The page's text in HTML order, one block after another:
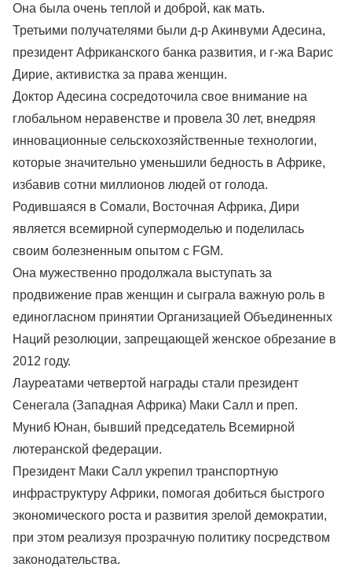
Она была очень теплой и доброй, как мать.
Третьими получателями были д-р Акинвуми Адесина,
президент Африканского банка развития, и г-жа Варис
Дирие, активистка за права женщин.
Доктор Адесина сосредоточила свое внимание на
глобальном неравенстве и провела 30 лет, внедряя
инновационные сельскохозяйственные технологии,
которые значительно уменьшили бедность в Африке,
избавив сотни миллионов людей от голода.
Родившаяся в Сомали, Восточная Африка, Дири
является всемирной супермоделью и поделилась
своим болезненным опытом с FGM.
Она мужественно продолжала выступать за
продвижение прав женщин и сыграла важную роль в
единогласном принятии Организацией Объединенных
Наций резолюции, запрещающей женское обрезание в
2012 году.
Лауреатами четвертой награды стали президент
Сенегала (Западная Африка) Маки Салл и преп.
Муниб Юнан, бывший председатель Всемирной
лютеранской федерации.
Президент Маки Салл укрепил транспортную
инфраструктуру Африки, помогая добиться быстрого
экономического роста и развития зрелой демократии,
при этом реализуя прозрачную политику посредством
законодательства.